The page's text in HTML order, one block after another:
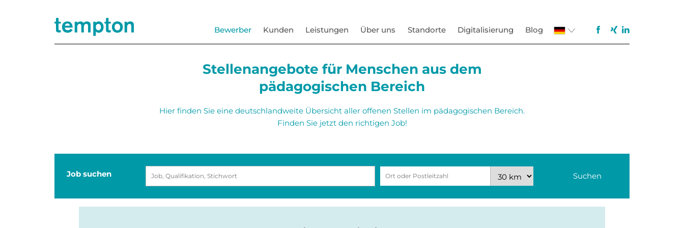
Bewerber Kunden Leistungen Über uns Standorte Digitalisierung Blog
Stellenangebote für Menschen aus dem
pädagogischen Bereich
Hier finden Sie eine deutschlandweite Übersicht aller offenen Stellen im pädagogischen Bereich.
Finden Sie jetzt den richtigen Job!
Job suchen Suchen